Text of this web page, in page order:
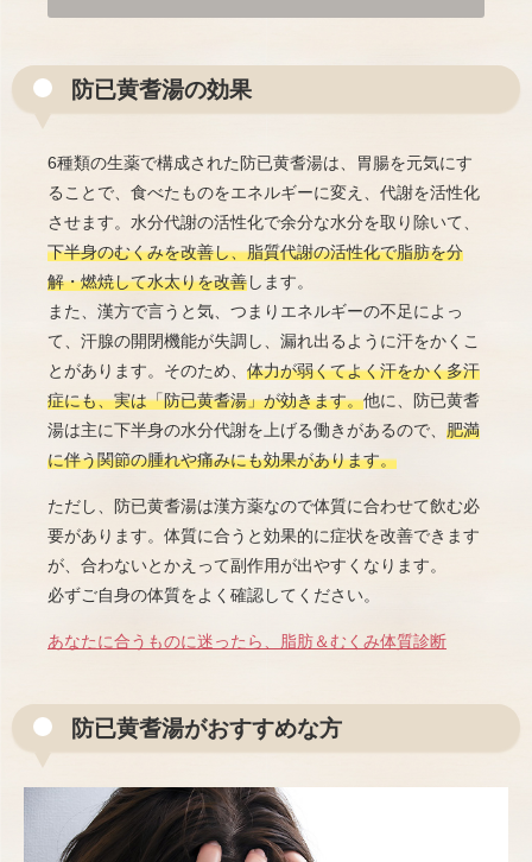
防已黄耆湯の効果
6種類の生薬で構成された防已黄耆湯は、胃腸を元気にす
ることで、食べたものをエネルギーに変え、代謝を活性化
させます。水分代謝の活性化で余分な水分を取り除いて、
下半身のむくみを改善し、脂質代謝の活性化で脂肪を分
解・燃焼して水太りを改善します。
また、漢方で言うと気、つまりエネルギーの不足によっ
て、汗腺の開閉機能が失調し、漏れ出るように汗をかくこ
とがあります。そのため、 体力が弱くてよく汗をかく多汗
症にも、実は「防已黄耆湯」が効きます。他に、防已黄耆
湯は主に下半身の水分代謝を上げる働きがあるので、 肥満
に伴う関節の腫れや痛みにも効果があります。
ただし、防已黄耆湯は漢方薬なので体質に合わせて飲む必
要があります。体質に合うと効果的に症状を改善できます
が、合わないとかえって副作用が出やすくなります。
必ずご自身の体質をよく確認してください。
あなたに合うものに迷ったら、脂肪＆むくみ体質診断
防已黄耆湯がおすすめな方